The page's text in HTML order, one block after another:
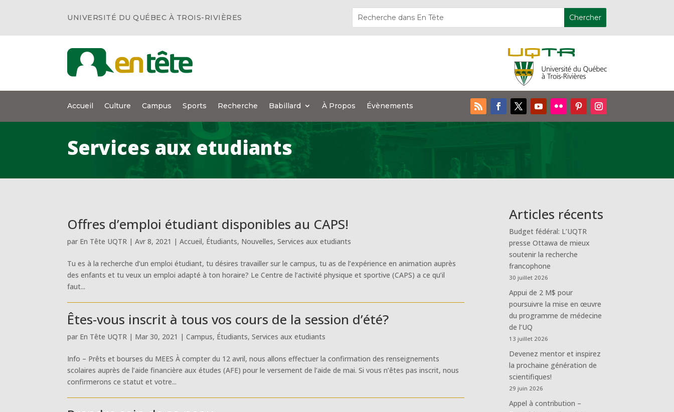
UNIVERSITÉ DU QUÉBEC À TROIS-RIVIÈRES
Accueil Culture Campus Sports Recherche Babillard À Propos Évènements
Services aux etudiants
Offres d’emploi étudiant disponibles au CAPS!
par En Tête UQTR |Avr 8, 2021 |Accueil, Étudiants, Nouvelles,Services aux etudiants
Tu es à la recherche d’un emploi étudiant, tu désires travailler sur le campus, tu as de l’expérience en animation auprès
des enfants et tu veux un emploi adapté à ton horaire? Le Centre de l’activité physique et sportive (CAPS) a ce qu’il
faut...
Êtes-vous inscrit à tous vos cours de la session d’été?
par En Tête UQTR | Mar 30, 2021 |Campus, Étudiants,Services aux etudiants
Info – Prêts et bourses du MEES À compter du 12 avril, nous allons effectuer la confirmation des renseignements
scolaires auprès de l’aide financière aux études (AFE) pour le versement de l’aide de mai. Si vous n’êtes pas inscrit, nous
confirmerons ce statut et votre...
Articles récents
Budget fédéral: L’UQTR
presse Ottawa de mieux
soutenir la recherche
francophone
30 juillet 2026
Appui de 2 M$ pour
poursuivre la mise en œuvre
du programme de médecine
de l’UQ
13 juillet 2026
Devenez mentor et inspirez
la prochaine génération de
scientifiques!
29 juin 2026
Appel à contribution –